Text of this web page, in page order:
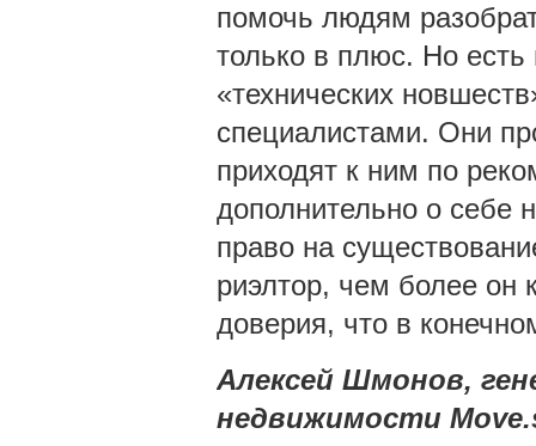
помочь людям
только в плюс. Но есть
«технических
специалистами. Они
приходят к ним по
дополнительно о себе
право на
риэлтор, чем более он
доверия, что в
Алексей Шмонов,
недвижимости Move.